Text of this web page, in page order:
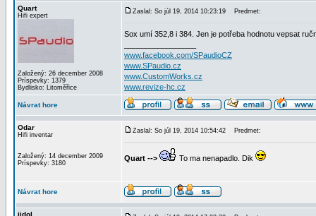
Quart
Hifi expert
Založený: 26 december 2008
Príspevky: 1379
Bydlisko: Litoměřice
Zaslal: So júl 19, 2014 10:23:19 Predmet:
Sox umí 352,8 i 384. Jen je potřeba hodnotu vepsat
www.facebook.com/SPaudioCZ
www.SPaudio.cz
www.CustomWorks.cz
www.revize-hc.cz
Návrat hore
Odar
Hifi inventar
Založený: 14 december 2009
Príspevky: 3180
Zaslal: So júl 19, 2014 10:54:42 Predmet:
Quart --> To ma nenapadlo. Dik
Návrat hore
jidol